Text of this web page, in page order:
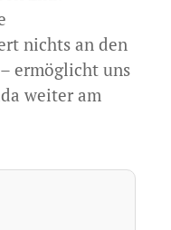
nichts an den
ermöglicht uns
weiter am